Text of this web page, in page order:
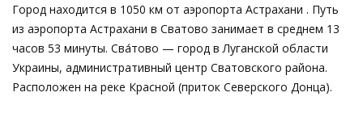
Город находится в 1050 км от аэропорта Астрахани . Путь
из аэропорта Астрахани в Сватово занимает в среднем 13
часов 53 минуты. Сва́тово — город в Луганской области
Украины, административный центр Сватовского района.
Расположен на реке Красной (приток Северского Донца).